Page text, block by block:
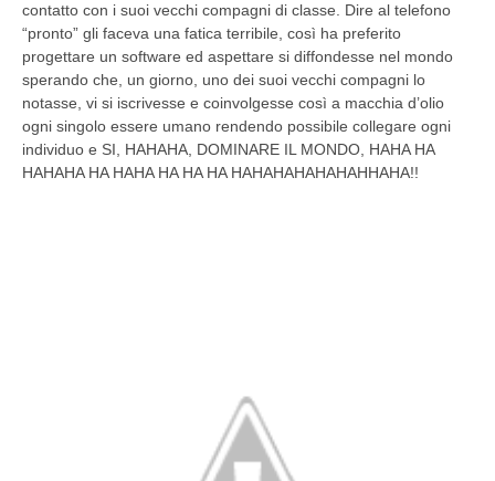
contatto con i suoi vecchi compagni di classe. Dire al telefono
“pronto” gli faceva una fatica terribile, così ha preferito
progettare un software ed aspettare si diffondesse nel mondo
sperando che, un giorno, uno dei suoi vecchi compagni lo
notasse, vi si iscrivesse e coinvolgesse così a macchia d’olio
ogni singolo essere umano rendendo possibile collegare ogni
individuo e SI, HAHAHA, DOMINARE IL MONDO, HAHA HA
HAHAHA HA HAHA HA HA HA HAHAHAHAHAHAHHAHA!!